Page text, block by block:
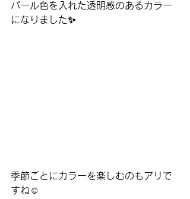
パール色を入れた透明感のあるカラー
になりました✨
季節ごとにカラーを楽しむのもアリで
すね☺️